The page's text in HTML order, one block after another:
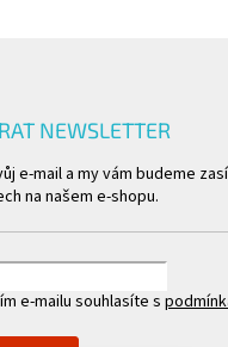
NEWSLETTER
e-mail a my vám budeme
na našem e-shopu.
e-mailu souhlasíte s